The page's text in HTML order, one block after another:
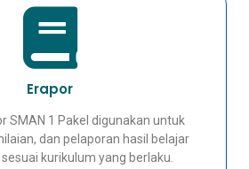
Erapor
SMAN 1 Pakel digunakan untuk
dan pelaporan hasil belajar
kurikulum yang berlaku.